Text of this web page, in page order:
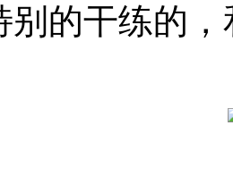
别的干练的